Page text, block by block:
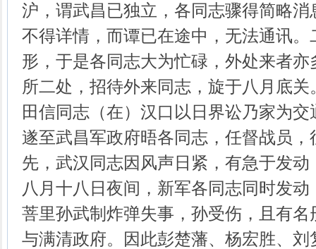
沪，谓武昌已独立，各同志骤得简略
不得详情，而谭已在途中，无法通讯
形，于是各同志大为忙碌，外处来者
所二处，招待外来同志，旋于八月底
田信同志（在）汉口以日界讼乃家为
遂至武昌军政府晤各同志，任督战员
先，武汉同志因风声日紧，有急于发
八月十八日夜间，新军各同志同时发
菩里孙武制炸弹失事，孙受伤，且有
与满清政府。因此彭楚藩、杨宏胜、